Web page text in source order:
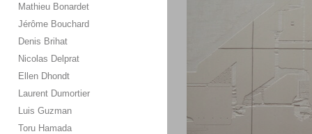
Mathieu Bonardet
Jérôme Bouchard
Denis Brihat
Nicolas Delprat
Ellen Dhondt
Laurent Dumortier
Luis Guzman
Toru Hamada